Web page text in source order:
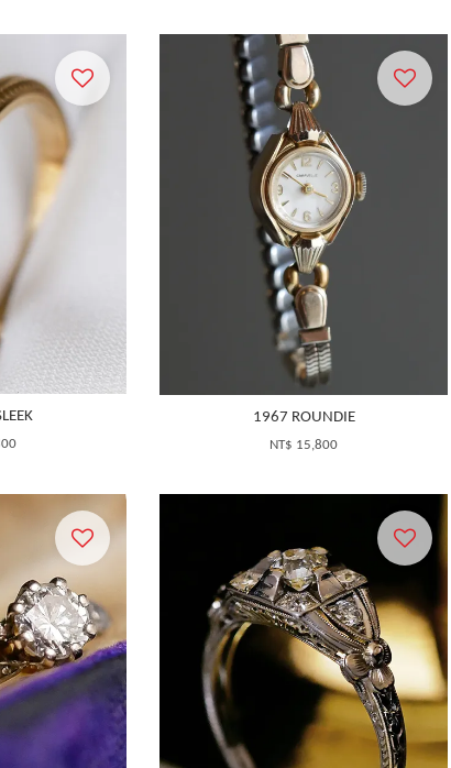
1967 ROUNDIE
NT$ 15,800